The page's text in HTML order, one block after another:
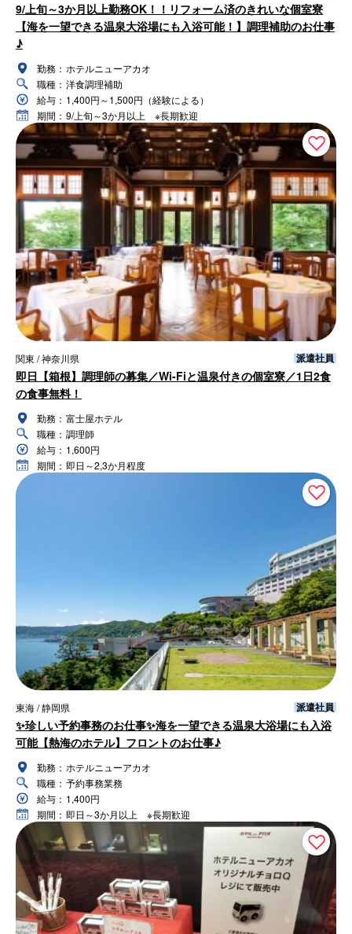
9/上旬～3か月以上勤務OK！！リフォーム済のきれいな個室寮
【海を一望できる温泉大浴場にも入浴可能！】調理補助のお仕事
♪
勤務： ホテルニューアカオ
職種： 洋食調理補助
給与： 1,400円～1,500円（経験による）
期間： 9/上旬～3か月以上 ※長期歓迎
関東 / 神奈川県 派遣社員
即日【箱根】調理師の募集／Wi-Fiと温泉付きの個室寮／1日2食
の食事無料！
勤務： 富士屋ホテル
職種： 調理師
給与： 1,600円
期間： 即日～2,3か月程度
東海 / 静岡県 派遣社員
✨珍しい予約事務のお仕事✨海を一望できる温泉大浴場にも入浴
可能【熱海のホテル】フロントのお仕事♪
勤務： ホテルニューアカオ
職種： 予約事務業務
給与： 1,400円
期間： 即日～3か月以上 ※長期歓迎